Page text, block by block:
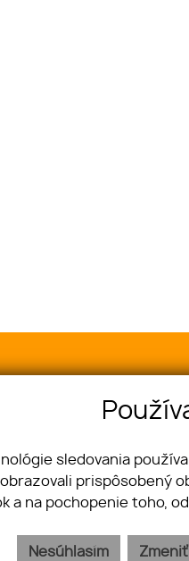
Urxova 4, 080 05 Prešov
sledovania
prispôsobený
a na pochopenie toho,
Nesúhlasím